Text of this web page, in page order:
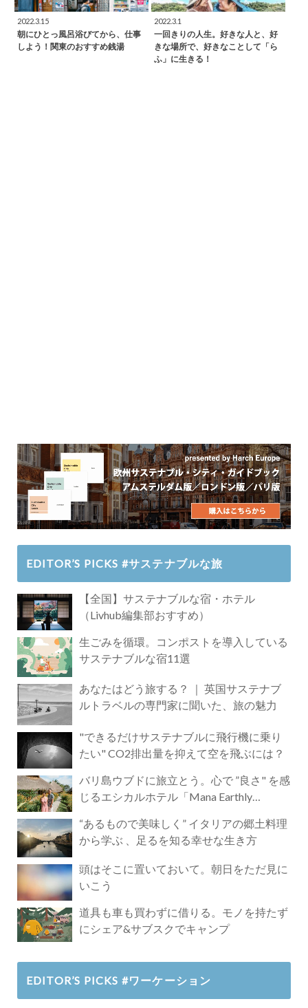
2022.3.15
朝にひとっ風呂浴びてから、仕事
しよう！関東のおすすめ銭湯
2022.3.1
一回きりの人生。好きな人と、好
きな場所で、好きなことして「ら
ふ」に生きる！
EDITOR’S PICKS #サステナブルな旅
【全国】サステナブルな宿・ホテル
（Livhub編集部おすすめ）
生ごみを循環。コンポストを導入している
サステナブルな宿11選
あなたはどう旅する？ ｜ 英国サステナブ
ルトラベルの専門家に聞いた、旅の魅力
"できるだけサステナブルに飛行機に乗り
たい" CO2排出量を抑えて空を飛ぶには？
バリ島ウブドに旅立とう。心で ”良さ" を感
じるエシカルホテル「Mana Earthly
“あるもので美味しく” イタリアの郷土料理
から学ぶ 、足るを知る幸せな生き方
頭はそこに置いておいて。朝日をただ見に
いこう
道具も車も買わずに借りる。モノを持たず
にシェア&サブスクでキャンプ
EDITOR’S PICKS #ワーケーション